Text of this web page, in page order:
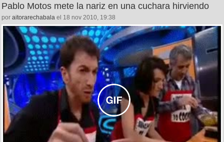
Pablo Motos mete la nariz en una cuchara hirviendo
por aitorarechabala el 18 nov 2010, 19:38